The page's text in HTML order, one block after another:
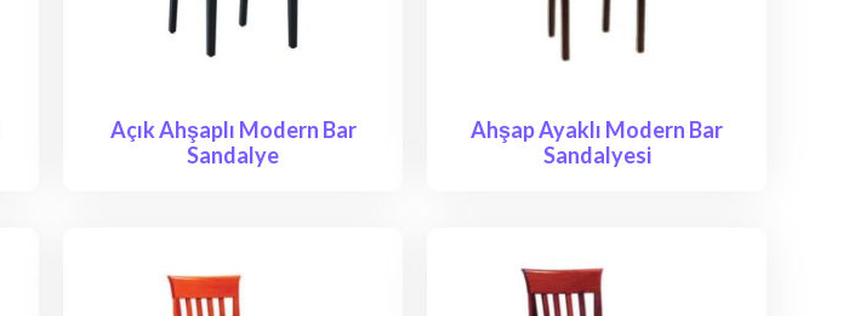
Açık Ahşaplı Modern Bar
Sandalye
Ahşap Ayaklı Modern Bar
Sandalyesi